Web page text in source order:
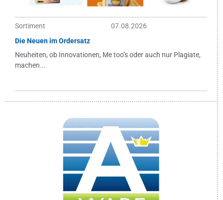
Sortiment
07.08.2026
Die Neuen im Ordersatz
Neuheiten, ob Innovationen, Me too’s oder auch nur Plagiate,
machen...